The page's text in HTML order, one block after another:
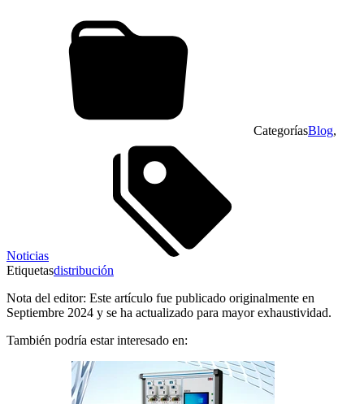
CategoríasBlog,
Noticias
Etiquetasdistribución
Nota del editor: Este artículo fue publicado originalmente en
Septiembre 2024 y se ha actualizado para mayor exhaustividad.
También podría estar interesado en: